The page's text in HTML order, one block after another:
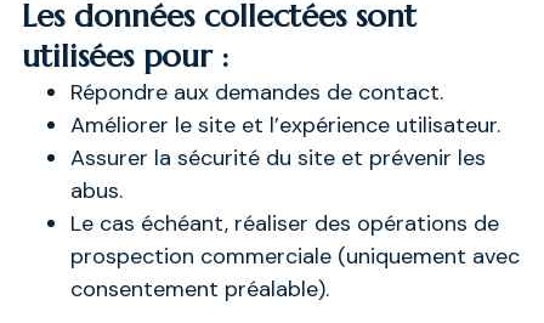
Les données collectées sont
utilisées pour :
Répondre aux demandes de contact.
Améliorer le site et l’expérience utilisateur.
Assurer la sécurité du site et prévenir les
abus.
Le cas échéant, réaliser des opérations de
prospection commerciale (uniquement avec
consentement préalable).